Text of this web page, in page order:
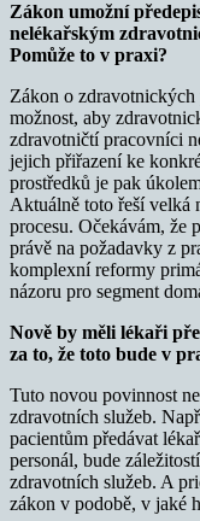
Zákon umožní
nelékařským
Pomůže to v praxi?
Zákon o zdravotnických
možnost, aby
zdravotničtí pracovníci
jejich přiřazení ke
prostředků je pak
Aktuálně toto řeší velká
procesu. Očekávám, že
právě na požadavky z
komplexní reformy
názoru pro segment
Nově by měli lékaři
za to, že toto bude v
Tuto novou povinnost
zdravotních služeb.
pacientům předávat
personál, bude
zdravotních služeb. A
zákon v podobě, v jaké